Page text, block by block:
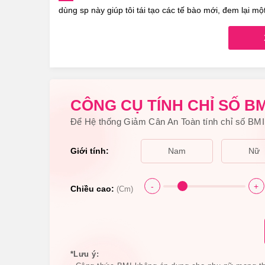
Công bố mẫu bao bì và
1.Kem Cải Thiện Thâm Nám, Nách,
Có Công Dụng, Điểm Nổi Bật Gì?
-Thúc đẩy sự tái tạo các tế bào mới, đem lại một
dùng sp này giúp tôi tái tạo các tế bào mới, đem lại
CÔNG CỤ TÍNH CHỈ SỐ
Để Hệ thống Giảm Cân An Toàn tính chỉ số
Giới tính: Nam Nữ
Chiều cao: (Cm) - +
*Lưu ý: